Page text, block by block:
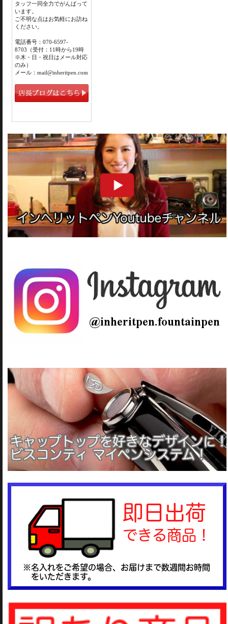
タッフ一同全力でがんばって
います。
ご不明な点はお気軽にお訪ね
ください。
電話番号：070-6597-
8703（受付：11時から19時
※木・日・祝日はメール対応
のみ）
メール：mail@inheritpen.com